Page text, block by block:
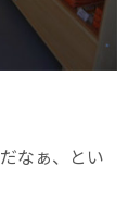
なぁ、とい